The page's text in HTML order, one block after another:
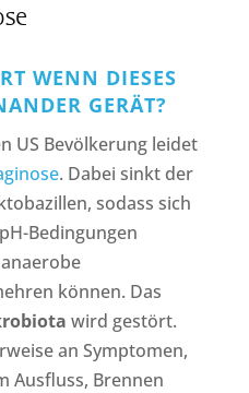
WENN DIESES
GERÄT?
US Bevölkerung leidet
. Dabei sinkt der
sodass sich
Bedingungen
können. Das
wird gestört.
an Symptomen,
Ausfluss, Brennen